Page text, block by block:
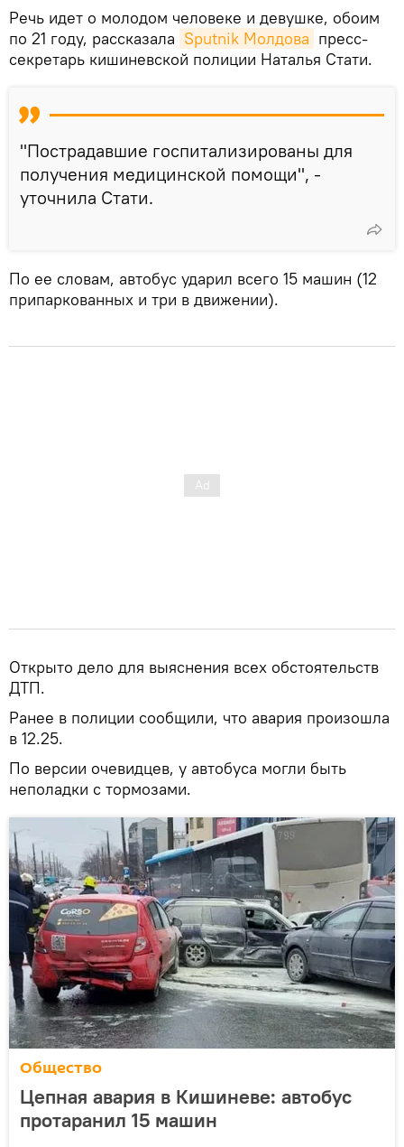
Речь идет о молодом человеке и девушке, обоим
по 21 году, рассказала Sputnik Молдова пресс-
секретарь кишиневской полиции Наталья Стати.
"Пострадавшие госпитализированы для
получения медицинской помощи", -
уточнила Стати.
По ее словам, автобус ударил всего 15 машин (12
припаркованных и три в движении).
Открыто дело для выяснения всех обстоятельств
ДТП.
Ранее в полиции сообщили, что авария произошла
в 12.25.
По версии очевидцев, у автобуса могли быть
неполадки с тормозами.
Общество
Цепная авария в Кишиневе: автобус
протаранил 15 машин